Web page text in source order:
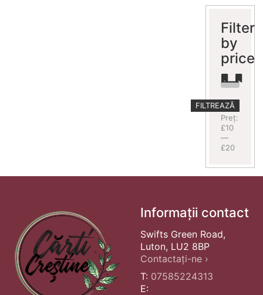
Filter
by
price
Preț
minim
Preț
maxim
FILTREAZĂ
Preț:
£10
—
£20
Informații contact
Swifts Green Road,
Luton, LU2 8BP
Contactați-ne ›
T: 07585224313
E: